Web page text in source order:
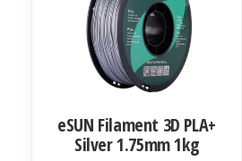
eSUN Filament 3D PLA+
Silver 1.75mm 1kg